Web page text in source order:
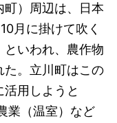
町）周辺は、日本
月に掛けて吹く
といわれ、農作物
た。立川町はこの
用しようと
業（温室）など